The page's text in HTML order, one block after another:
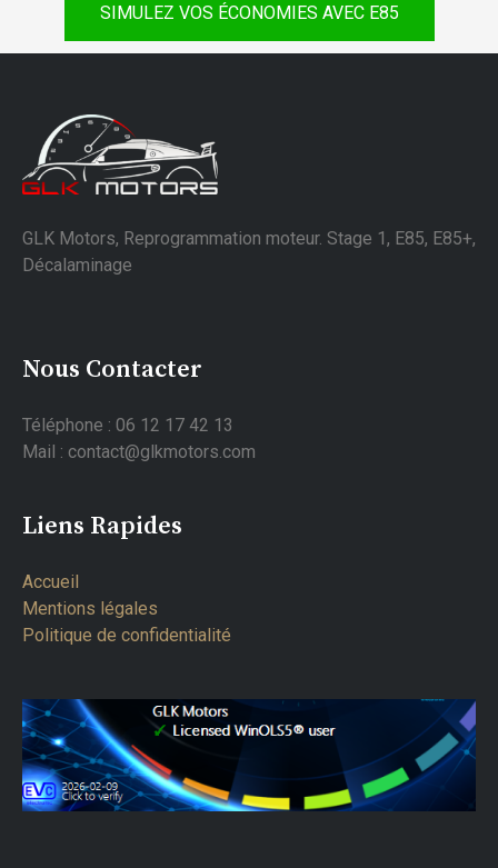
SIMULEZ VOS ÉCONOMIES AVEC E85
GLK Motors, Reprogrammation moteur. Stage 1, E85, E85+,
Décalaminage
Nous Contacter
Téléphone : 06 12 17 42 13
Mail : contact@glkmotors.com
Liens Rapides
Accueil
Mentions légales
Politique de confidentialité